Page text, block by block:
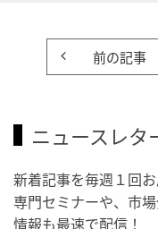
前の記事
ニュースレタ
新着記事を毎週１回
専門セミナーや、市
情報も最速で配信！